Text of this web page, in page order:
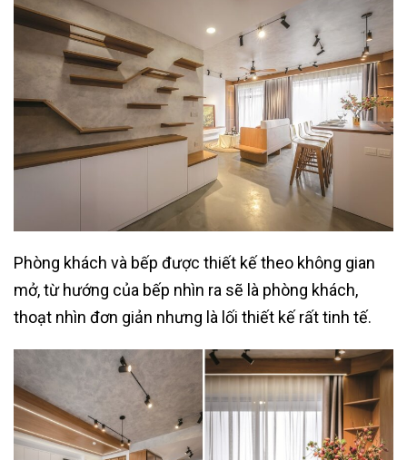
Phòng khách và bếp được thiết kế theo không gian
mở, từ hướng của bếp nhìn ra sẽ là phòng khách,
thoạt nhìn đơn giản nhưng là lối thiết kế rất tinh tế.